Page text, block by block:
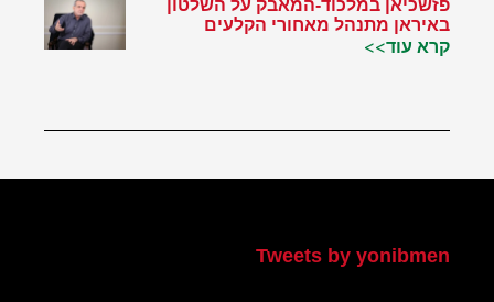
פזשכיאן במלכוד-המאבק על השלטון
באיראן מתנהל מאחורי הקלעים
קרא עוד>>
Tweets by yonibmen